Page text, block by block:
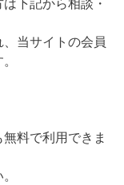
当サイトの会員
料で利用できま